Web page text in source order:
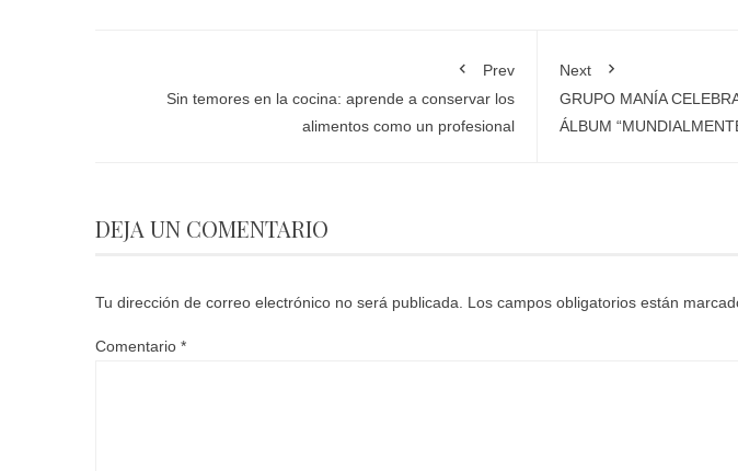
Prev
Sin temores en la cocina: aprende a conservar los
alimentos como un profesional
Next
GRUPO MANÍA
ÁLBUM
DEJA UN COMENTARIO
Tu dirección de correo electrónico no será publicada. Los campos obligatorios están
Comentario *